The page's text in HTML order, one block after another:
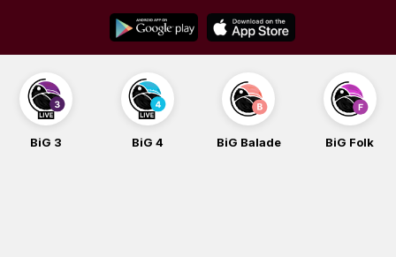
content
BiG 3 BiG 4 BiG Balade BiG Folk